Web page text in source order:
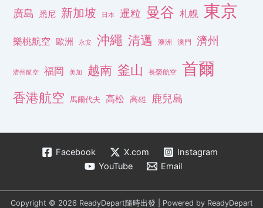
廣島 悉尼 新加坡 日本 暹粒 曼谷 札幌 東京
樂桃航空 歐洲 永安 沖繩 清邁 澳洲 澳門 濟州
濟州航空 福岡 美加 越南 釜山 長榮航空 首爾
香港航空 馬爾代夫 高松 高雄 鹿兒島
Facebook X.com
Instagram
YouTube
Email
Copyright © 2026 ReadyDepart隨時出發 | Powered by ReadyDepart